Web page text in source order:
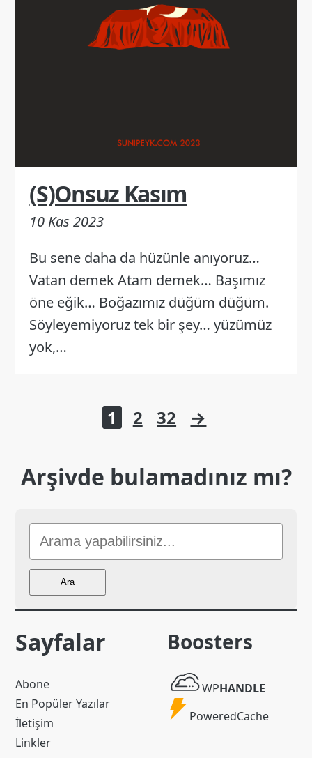
(S)Onsuz Kasım
10 Kas 2023
Bu sene daha da hüzünle anıyoruz…
Vatan demek Atam demek… Başımız
öne eğik… Boğazımız düğüm düğüm.
Söyleyemiyoruz tek bir şey… yüzümüz
yok,…
1 2 32 →
Arşivde bulamadınız mı?
Sitede
Ara
Ara
Sayfalar
Abone
En Popüler Yazılar
İletişim
Linkler
Boosters
WP
Handle
WPHANDLE
Powered
PoweredCache